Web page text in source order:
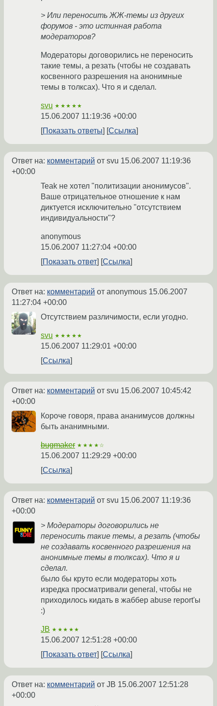
> Или переносить ЖЖ-темы из других
форумов - это истинная работа
модераторов?
Модераторы договорились не переносить
такие темы, а резать (чтобы не создавать
косвенного разрешения на анонимные
темы в толксах). Что я и сделал.
svu ★★★★★
15.06.2007 11:19:36 +00:00
Показать ответы
Ссылка
Ответ на: комментарий от svu 15.06.2007 11:19:36
+00:00
Teak не хотел "политизации анонимусов".
Ваше отрицательное отношение к нам
диктуется исключительно "отсутствием
индивидуальности"?
anonymous
15.06.2007 11:27:04 +00:00
Показать ответ
Ссылка
Ответ на: комментарий от anonymous 15.06.2007
11:27:04 +00:00
Отсутствием различимости, если угодно.
svu ★★★★★
15.06.2007 11:29:01 +00:00
Ссылка
Ответ на: комментарий от svu 15.06.2007 10:45:42
+00:00
Короче говоря, права ананимусов должны
быть ананимными.
bugmaker ★★★★☆
15.06.2007 11:29:29 +00:00
Ссылка
Ответ на: комментарий от svu 15.06.2007 11:19:36
+00:00
> Модераторы договорились не
переносить такие темы, а резать (чтобы
не создавать косвенного разрешения на
анонимные темы в толксах). Что я и
сделал.
было бы круто если модераторы хоть
изредка просматривали general, чтобы не
приходилось кидать в жаббер abuse report'ы
:)
JB ★★★★★
15.06.2007 12:51:28 +00:00
Показать ответ
Ссылка
Ответ на: комментарий от JB 15.06.2007 12:51:28
+00:00